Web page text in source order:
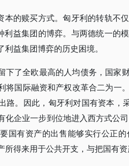
本的赎买方式。匈牙利的转轨不
利益集团的博弈。与两德统一的
益集团博弈的历史困境。
下了全欧最高的人均债务，国家
将国际融资和产权改革合二为一
路。因此，匈牙利对国有资本，
化企业一步到位地进入西方式公
国有资产的出售能够实行公正
得来用于公共开支，与把国有资